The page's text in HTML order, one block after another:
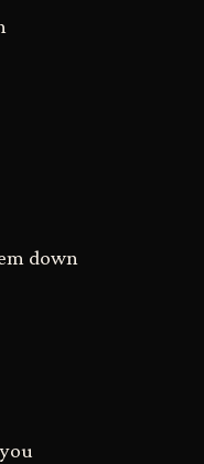
down